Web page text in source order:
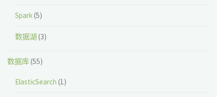
Spark(5)
数据湖(3)
数据库(55)
ElasticSearch (1)